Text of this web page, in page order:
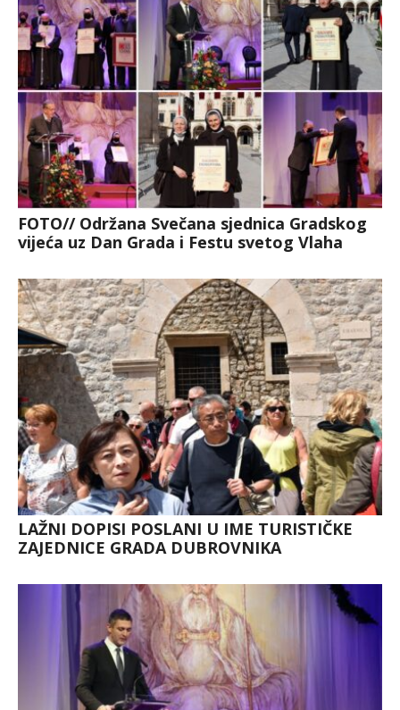
FOTO// Održana Svečana sjednica Gradskog
vijeća uz Dan Grada i Festu svetog Vlaha
LAŽNI DOPISI POSLANI U IME TURISTIČKE
ZAJEDNICE GRADA DUBROVNIKA